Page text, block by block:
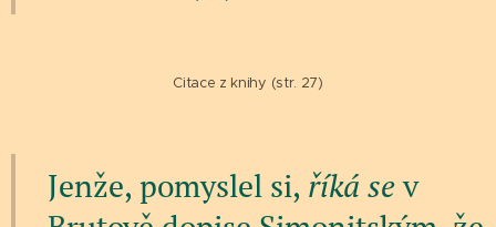
Citace z knihy (str. 27)
Jenže, pomyslel si, říká sev